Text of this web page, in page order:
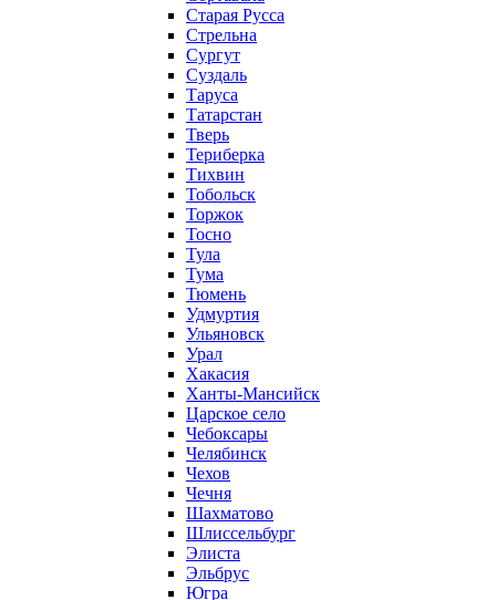
Старая Русса
Стрельна
Сургут
Суздаль
Таруса
Татарстан
Тверь
Териберка
Тихвин
Тобольск
Торжок
Тосно
Тула
Тума
Тюмень
Удмуртия
Ульяновск
Урал
Хакасия
Ханты-Мансийск
Царское село
Чебоксары
Челябинск
Чехов
Чечня
Шахматово
Шлиссельбург
Элиста
Эльбрус
Югра